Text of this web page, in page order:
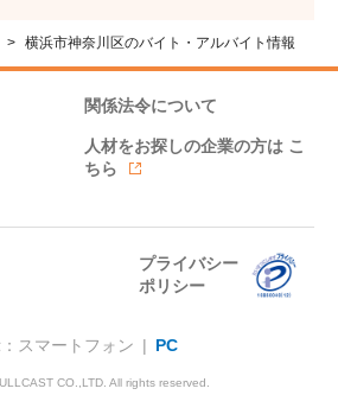
横浜市神奈川区のバイト・アルバイト情報
関係法令について
人材をお探しの企業の方は こ
ちら
プライバシー
ポリシー
スマートフォン | PC
CO.,LTD. All rights reserved.